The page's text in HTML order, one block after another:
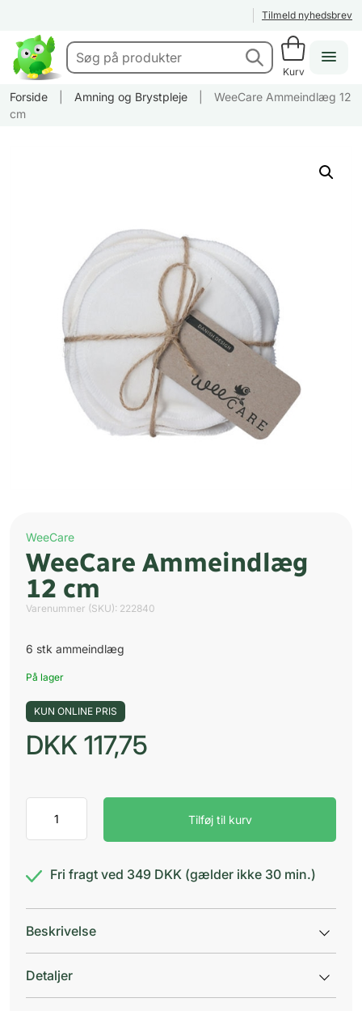
Tilmeld nyhedsbrev
Kurv
Forside Amning og Brystpleje
WeeCare Ammeindlæg 12
cm
WeeCare
WeeCare Ammeindlæg
12 cm
Varenummer (SKU): 222840
6 stk ammeindlæg
På lager
KUN ONLINE PRIS
DKK 117,75
Ammeindlæg
12
antal
Tilføj til kurv
Fri fragt ved 349 DKK (gælder ikke 30 min.)
Beskrivelse
Detaljer